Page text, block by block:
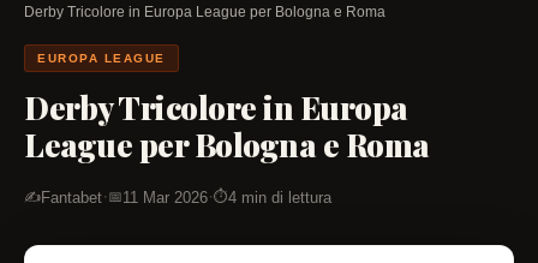
Derby Tricolore in Europa League per Bologna e Roma
EUROPA LEAGUE
Derby Tricolore in Europa
League per Bologna e Roma
✍️Fantabet· 📅11 Mar 2026·⏱️4 min di lettura